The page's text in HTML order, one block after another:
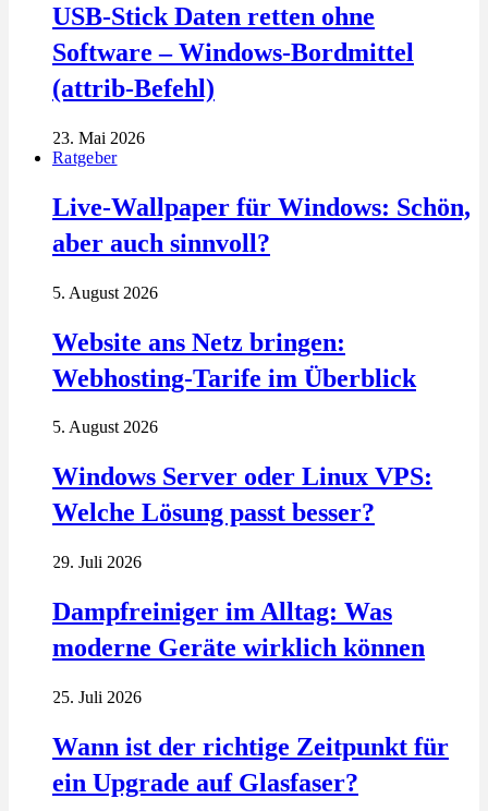
USB-Stick Daten retten ohne
Software – Windows-Bordmittel
(attrib-Befehl)
23. Mai 2026
Ratgeber
Live-Wallpaper für Windows: Schön,
aber auch sinnvoll?
5. August 2026
Website ans Netz bringen:
Webhosting-Tarife im Überblick
5. August 2026
Windows Server oder Linux VPS:
Welche Lösung passt besser?
29. Juli 2026
Dampfreiniger im Alltag: Was
moderne Geräte wirklich können
25. Juli 2026
Wann ist der richtige Zeitpunkt für
ein Upgrade auf Glasfaser?